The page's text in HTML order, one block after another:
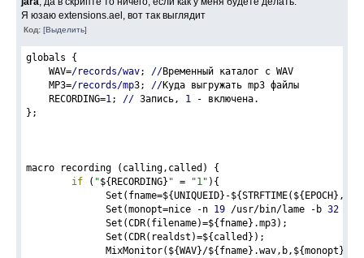
Я юзаю extensions.ael, вот так выглядит
Код:[Выделить]
globals {
WAV=/records/wav; //Временный каталог с WAV
MP3=/records/mp3; //Куда выгружать mp3 файлы
RECORDING=1; // Запись, 1 - включена.
};
macro recording (calling,called) {
if ( "${RECORDING} " = "1" ){
Set(fname=${UNIQUEID}-${STRFTIME(${EPOCH},,%Y-
Set(monopt=nice -n 19 /usr/bin/lame -b 32
Set(CDR(filename)=${fname}.mp3);
Set(CDR(realdst)=${called});
MixMonitor(${WAV}/${fname}.wav,b,${monopt});